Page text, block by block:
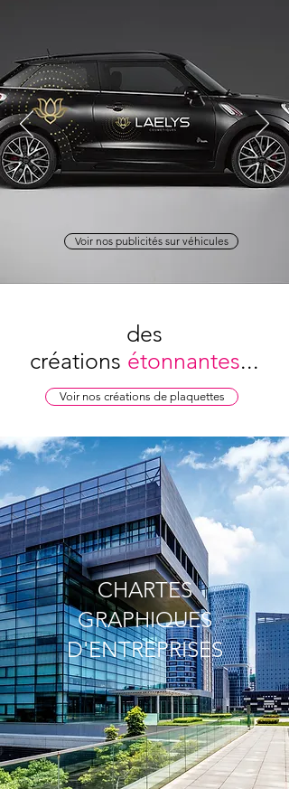
Voir nos publicités sur véhicules
des
créations étonnantes...
CHARTES
GRAPHIQUES
D'ENTREPRISES
Voir nos créations de plaquettes